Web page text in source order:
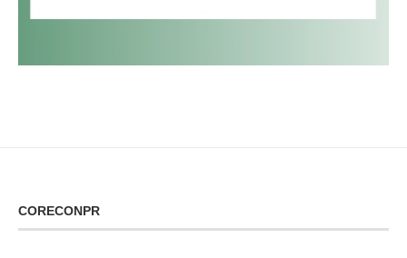
CORECONPR